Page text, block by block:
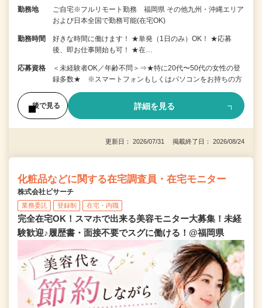
勤務地
ご自宅※フルリモート勤務 福岡県 その他九州・沖縄エリア
および日本全国で勤務可能(在宅OK)
勤務時間
好きな時間に働けます！ ★単発（1日のみ）OK！ ★応募
後、即お仕事開始も可！ ★在…
応募資格
＜未経験者OK／年齢不問＞⇒★特に20代〜50代の女性の登
録多数★ ※スマートフォンもしくはパソコンをお持ちの方
後で見る 詳細を見る
更新日： 2026/07/31 掲載終了日： 2026/08/24
化粧品などに関する在宅調査員・在宅モニター
株式会社ビサーチ
業務委託 登録制 在宅・内職
完全在宅OK！スマホで出来る美容モニター大募集！未経
験歓迎♪履歴書・面接不要でスグに働ける！@福岡県